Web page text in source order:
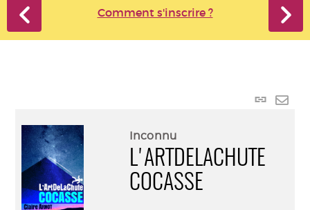
Comment s'inscrire ?
Lien
Inconnu
L'ARTDELACHUTE
COCASSE